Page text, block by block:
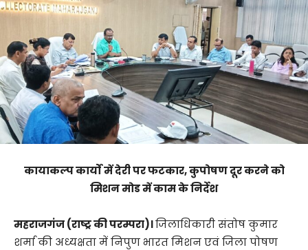
कायाकल्प कार्यों में देरी पर फटकार, कुपोषण दूर करने को
मिशन मोड में काम के निर्देश
महराजगंज (राष्ट्र की परम्परा)।जिलाधिकारी संतोष कुमार
शर्मा की अध्यक्षता में निपुण भारत मिशन एवं जिला पोषण